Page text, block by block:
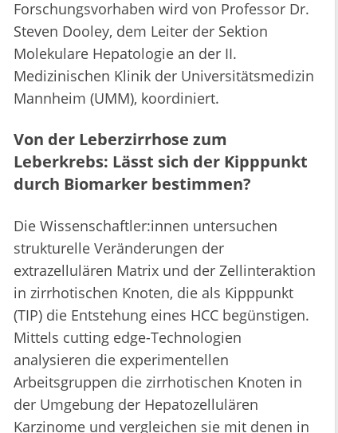
Forschungsvorhaben wird von Professor Dr.
Steven Dooley, dem Leiter der Sektion
Molekulare Hepatologie an der II.
Medizinischen Klinik der Universitätsmedizin
Mannheim (UMM), koordiniert.
Von der Leberzirrhose zum
Leberkrebs: Lässt sich der Kipppunkt
durch Biomarker bestimmen?
Die Wissenschaftler:innen untersuchen
strukturelle Veränderungen der
extrazellulären Matrix und der Zellinteraktion
in zirrhotischen Knoten, die als Kipppunkt
(TIP) die Entstehung eines HCC begünstigen.
Mittels cutting edge-Technologien
analysieren die experimentellen
Arbeitsgruppen die zirrhotischen Knoten in
der Umgebung der Hepatozellulären
Karzinome und vergleichen sie mit denen in